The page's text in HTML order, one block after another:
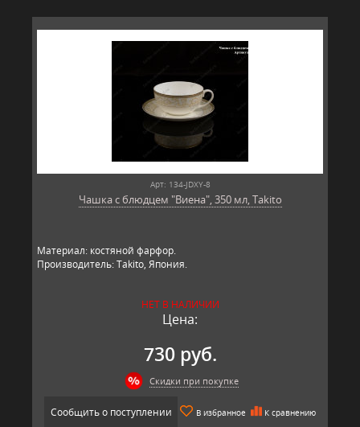
Арт: 134-JDXY-8
Чашка с блюдцем "Виена", 350 мл, Takito
Материал: костяной фарфор.
Производитель: Takito, Япония.
НЕТ В НАЛИЧИИ
Цена:
730 руб.
Скидки при покупке
Сообщить о поступлении В избранное К сравнению